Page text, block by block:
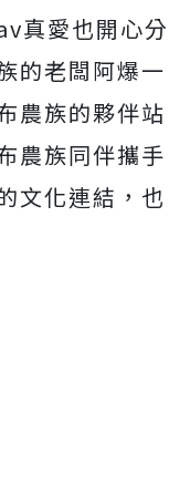
真愛也開心分
的老闆阿爆一
農族的夥伴站
農族同伴攜手
文化連結， 也